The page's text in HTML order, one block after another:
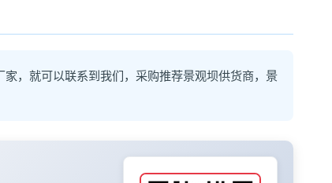
，就可以联系到我们，采购推荐景观坝供货商，景